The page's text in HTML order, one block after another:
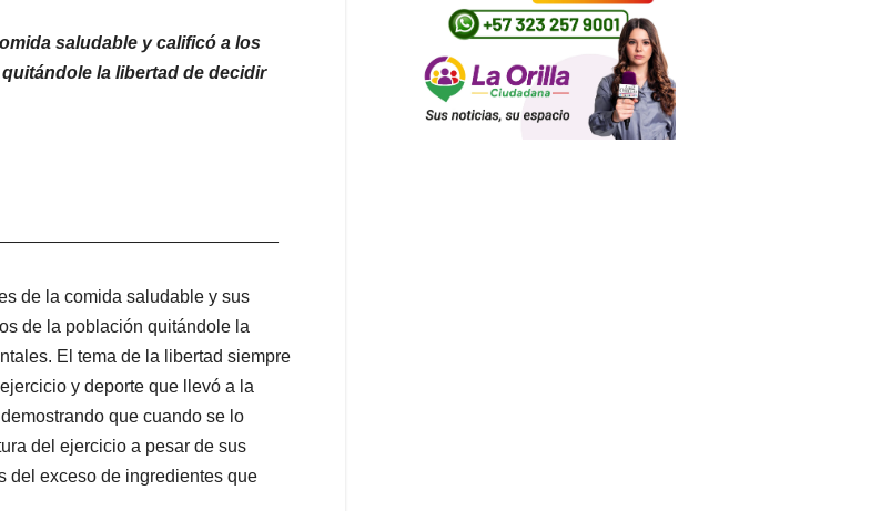
saludable y calificó a los
la libertad de decidir
de la comida saludable y sus
de la población quitándole la
El tema de la libertad siempre
y deporte que llevó a la
que cuando se lo
del ejercicio a pesar de sus
del exceso de ingredientes que